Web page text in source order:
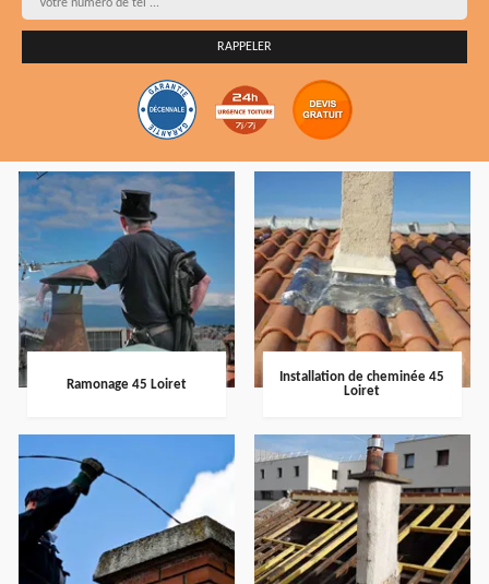
Ramonage 45 Loiret
Installation de cheminée 45
Loiret